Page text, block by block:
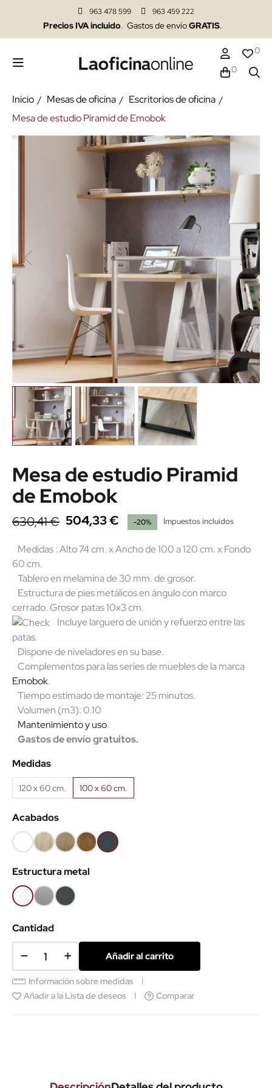
963 478 599 963 459 222
Precios IVA incluido. Gastos de envíoGRATIS.
0
0
Inicio Mesas de oficina
Escritorios de oficina
Mesa de estudio Piramid de Emobok
Mesa de estudio Piramid
de Emobok
630,41 € 504,33 € -20% Impuestos incluidos
Medidas : Alto 74 cm. x Ancho de 100 a 120 cm. x Fondo
60 cm.
Tablero en melamina de 30 mm. de grosor.
Estructura de pies metálicos en ángulo con marco
cerrado. Grosor patas 10x3 cm.
Incluye larguero de unión y refuerzo entre las
patas.
Dispone de niveladores en su base.
Complementos para las series de muebles de la marca
Emobok.
Tiempo estimado de montaje: 25 minutos.
Volumen (m3): 0.10
Mantenimiento y uso.
Gastos de envío gratuitos.
Medidas
120 x 60 cm. 100 x 60 cm.
Acabados
Blanco
(EMB)
Roble
claro
(EMB)
Roble
Nuez
(EMB)
Roble
viejo
(EMB)
Antracita
(EMB)
Estructura metal
BlancoGris
aluminio
Antracita
Cantidad
Añadir al carrito
Información sobre medidas
Añadir a la Lista de deseos
Comparar